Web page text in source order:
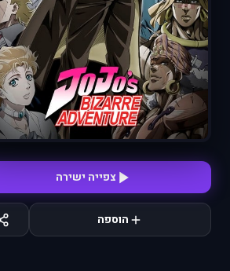
צפייה ישירה
הוספה